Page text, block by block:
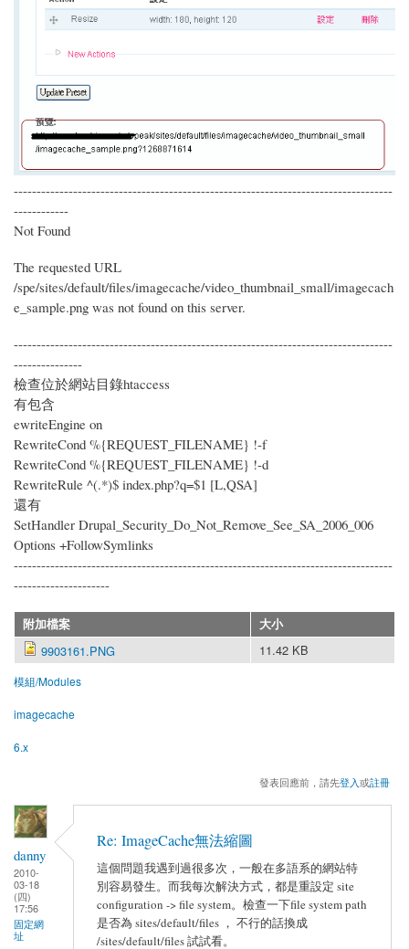
-----------------------------------------------------------------------------------
------------
Not Found
The requested URL
/spe/sites/default/files/imagecache/video_thumbnail_small/imagecach
e_sample.png was not found on this server.
-----------------------------------------------------------------------------------
---------------
檢查位於網站目錄htaccess
有包含
ewriteEngine on
RewriteCond %{REQUEST_FILENAME} !-f
RewriteCond %{REQUEST_FILENAME} !-d
RewriteRule ^(.*)$ index.php?q=$1 [L,QSA]
還有
SetHandler Drupal_Security_Do_Not_Remove_See_SA_2006_006
Options +FollowSymlinks
-----------------------------------------------------------------------------------
---------------------
附加檔案 大小
9903161.PNG 11.42 KB
模組/Modules
imagecache
6.x
發表回應前，請先登入或註冊
danny
2010-
03-18
(四)
17:56
固定網
址
Re: ImageCache無法縮圖
這個問題我遇到過很多次，一般在多語系的網站特
別容易發生。而我每次解決方式，都是重設定 site
configuration -> file system。檢查一下file system path
是否為 sites/default/files ， 不行的話換成
/sites/default/files 試試看。